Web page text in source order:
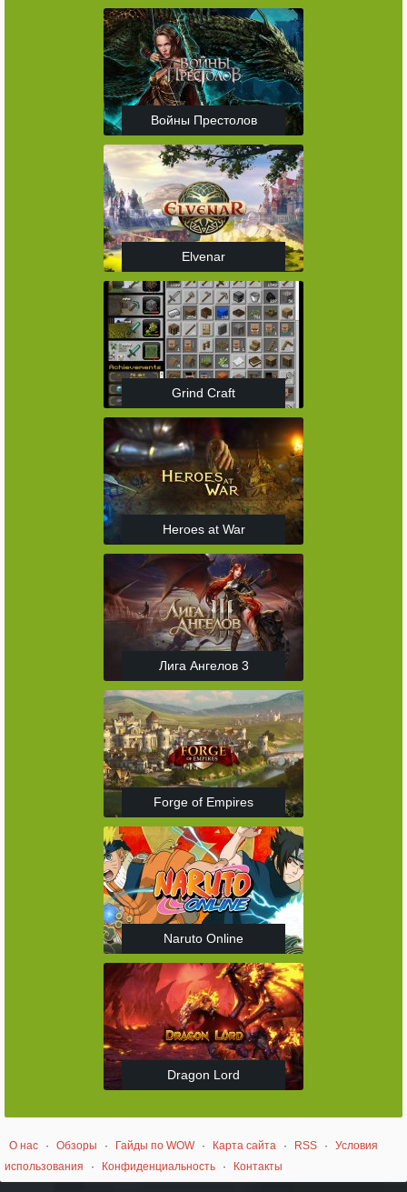
Войны Престолов
Elvenar
Grind Craft
Heroes at War
Лига Ангелов 3
Forge of Empires
Naruto Online
Dragon Lord
О нас · Обзоры · Гайды по WOW · Карта сайта · RSS ·
Условия
использования
· Конфиденциальность · Контакты